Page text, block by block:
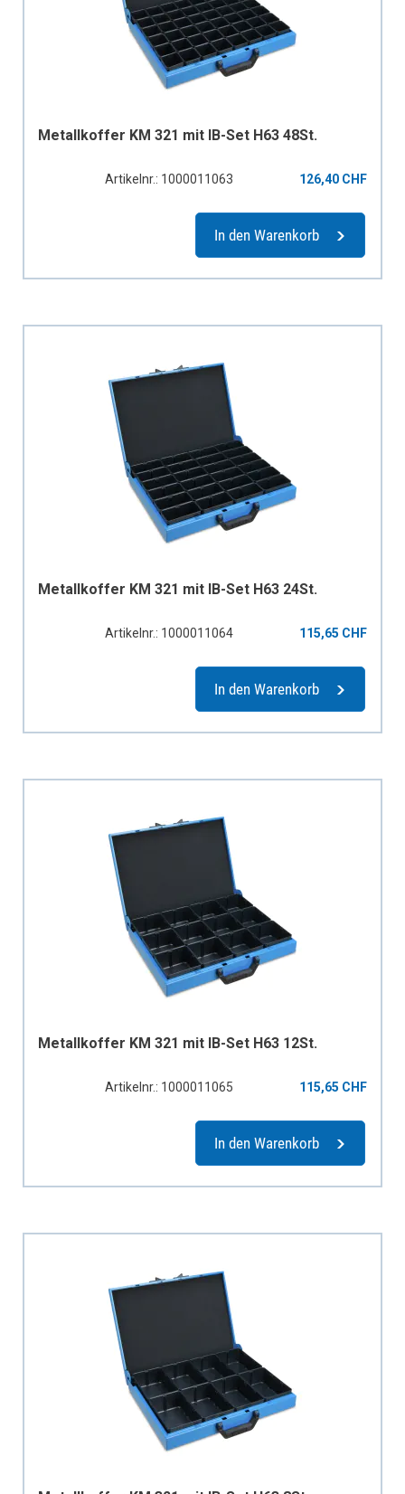
Metallkoffer KM 321 mit IB-Set H63 48St.
Artikelnr.: 1000011063 126,40 CHF
In den Warenkorb
Metallkoffer KM 321 mit IB-Set H63 24St.
Artikelnr.: 1000011064 115,65 CHF
In den Warenkorb
Metallkoffer KM 321 mit IB-Set H63 12St.
Artikelnr.: 1000011065 115,65 CHF
In den Warenkorb